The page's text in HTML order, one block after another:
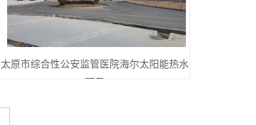
太原市综合性公安监管医院海尔太阳能热水